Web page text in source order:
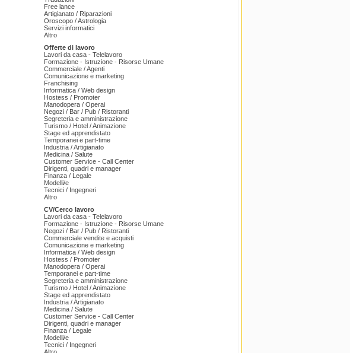
Free lance
Artigianato / Riparazioni
Oroscopo / Astrologia
Servizi informatici
Altro
Offerte di lavoro
Lavori da casa - Telelavoro
Formazione - Istruzione - Risorse Umane
Commerciale / Agenti
Comunicazione e marketing
Franchising
Informatica / Web design
Hostess / Promoter
Manodopera / Operai
Negozi / Bar / Pub / Ristoranti
Segreteria e amministrazione
Turismo / Hotel / Animazione
Stage ed apprendistato
Temporanei e part-time
Industria / Artigianato
Medicina / Salute
Customer Service - Call Center
Dirigenti, quadri e manager
Finanza / Legale
Modelli/e
Tecnici / Ingegneri
Altro
CV/Cerco lavoro
Lavori da casa - Telelavoro
Formazione - Istruzione - Risorse Umane
Negozi / Bar / Pub / Ristoranti
Commerciale vendite e acquisti
Comunicazione e marketing
Informatica / Web design
Hostess / Promoter
Manodopera / Operai
Temporanei e part-time
Segreteria e amministrazione
Turismo / Hotel / Animazione
Stage ed apprendistato
Industria / Artigianato
Medicina / Salute
Customer Service - Call Center
Dirigenti, quadri e manager
Finanza / Legale
Modelli/e
Tecnici / Ingegneri